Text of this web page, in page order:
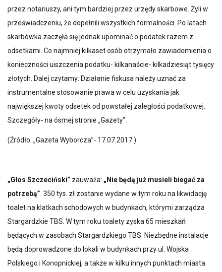
przez notariuszy, ani tym bardziej przez urzędy skarbowe. Żyli w
przeświadczeniu, że dopełnili wszystkich formalności. Po latach
skarbówka zaczęła się jednak upominać o podatek razem z
odsetkami. Co najmniej kilkaset osób otrzymało zawiadomienia o
konieczności uiszczenia podatku- kilkanaście- kilkadziesiąt tysięcy
złotych. Dalej czytamy: Działanie fiskusa należy uznać za
instrumentalne stosowanie prawa w celu uzyskania jak
największej kwoty odsetek od powstałej zaległości podatkowej.
Szczegóły- na ósmej stronie „Gazety”.
(Źródło: „Gazeta Wyborcza”- 17.07.2017.).
„Głos Szczeciński” zauważa: „Nie będą już musieli biegać za
potrzebą” . 350 tys. zł zostanie wydane w tym roku na likwidację
toalet na klatkach schodowych w budynkach, którymi zarządza
Stargardzkie TBS. W tym roku toalety zyska 65 mieszkań
będących w zasobach Stargardzkiego TBS. Niezbędne instalacje
będą doprowadzone do lokali w budynkach przy ul. Wojska
Polskiego i Konopnickiej, a także w kilku innych punktach miasta.